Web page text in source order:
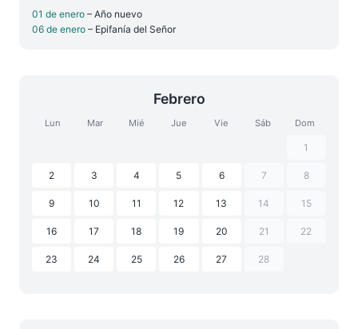
01 de enero – Año nuevo
06 de enero – Epifanía del Señor
Febrero
Lun Mar Mié Jue Vie Sáb Dom
1
2 3 4 5 6 7 8
9 10 11 12 13 14 15
16 17 18 19 20 21 22
23 24 25 26 27 28